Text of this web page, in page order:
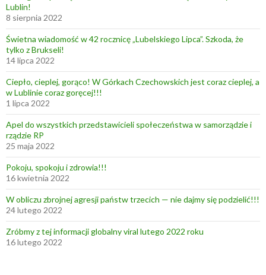
Lublin!
8 sierpnia 2022
Świetna wiadomość w 42 rocznicę „Lubelskiego Lipca”. Szkoda, że
tylko z Brukseli!
14 lipca 2022
Ciepło, cieplej, gorąco! W Górkach Czechowskich jest coraz cieplej, a
w Lublinie coraz goręcej!!!
1 lipca 2022
Apel do wszystkich przedstawicieli społeczeństwa w samorządzie i
rządzie RP
25 maja 2022
Pokoju, spokoju i zdrowia!!!
16 kwietnia 2022
W obliczu zbrojnej agresji państw trzecich — nie dajmy się podzielić!!!
24 lutego 2022
Zróbmy z tej informacji globalny viral lutego 2022 roku
16 lutego 2022